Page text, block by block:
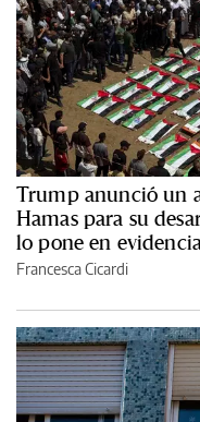
Trump anunció un
Hamas para su
lo pone en
Francesca Cicardi